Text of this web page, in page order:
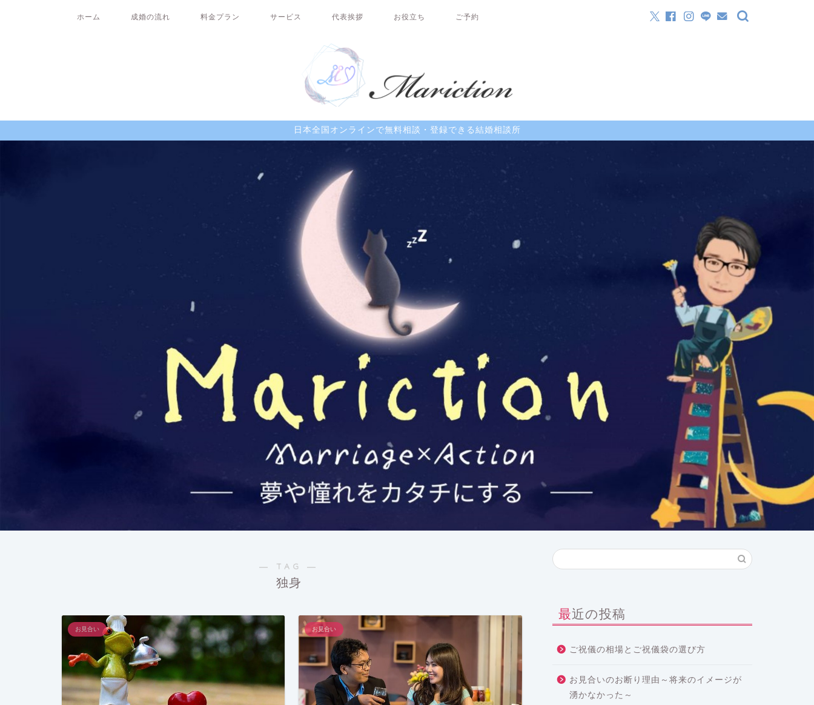
ホーム 成婚の流れ 料金プラン サービス 代表挨拶 お役立ち ご予約
日本全国オンラインで無料相談・登録できる結婚相談所
― TAG ―
独身
お見合い お見合い
最近の投稿
ご祝儀の相場とご祝儀袋の選び方
お見合いのお断り理由～将来のイメージが
湧かなかった～